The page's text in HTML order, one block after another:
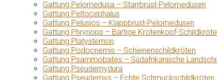
Gattung Pelomedusa – Starrbrust-Pelomedusen
Gattung Peltocephalus
Gattung Pelusios – Klappbrust-Pelomedusen
Gattung Phrynops – Bärtige Krötenkopf-
Gattung Platysternon
Gattung Podocnemis – Schienenschildkröten
Gattung Psammobates – Südafrikanische
Gattung Pseudemydura
Gattung Pseudemys – Echte Schmuckschildkröten